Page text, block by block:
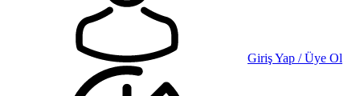
Giriş Yap / Üye Ol